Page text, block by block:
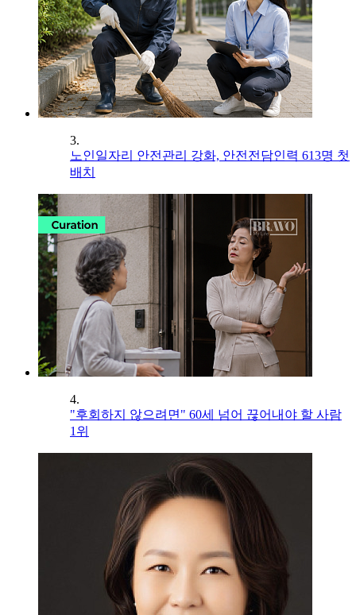
3.
노인일자리 안전관리 강화, 안전전담인력 613명 첫
배치
4.
"후회하지 않으려면" 60세 넘어 끊어내야 할 사람
1위